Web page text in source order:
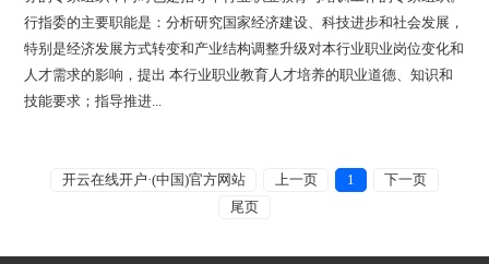
行指委的主要职能是：分析研究国家经济建设、科技进步和社会发展，
特别是经济发展方式转变和产业结构调整升级对本行业职业岗位变化和
人才需求的影响，提出 本行业职业教育人才培养的职业道德、知识和
技能要求；指导推进...
开云在线开户·(中国)官方网站 上一页 1
下一页
尾页